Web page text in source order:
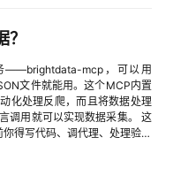
次，把数据存CSV或轻量数据
价格变化率，直观判断竞品价
——brightdata-mcp，可以用
文件就能用。这个MCP内置
化处理反爬，而且将数据处理
用就可以实现数据采集。 这
得写代码、调代理、处理验证
接口，自动完成整个流程。